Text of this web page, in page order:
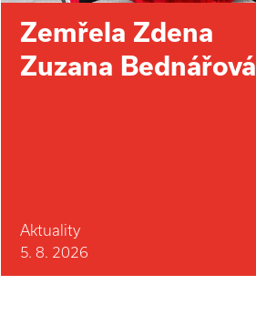
Zemřela Zdena
Zuzana Bednářová
Aktuality
5. 8. 2026